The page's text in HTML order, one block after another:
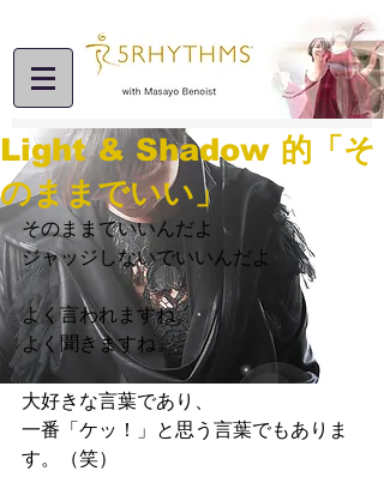
Light & Shadow 的「そ
のままでいい」
そのままでいいんだよ
ジャッジしないでいいんだよ
よく言われますね。
よく聞きますね。
大好きな言葉であり、
一番「ケッ！」と思う言葉でもありま
す。（笑）